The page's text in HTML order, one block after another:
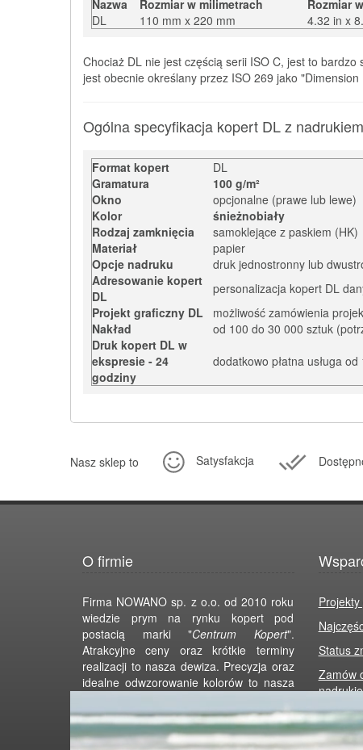
Nazwa Rozmiar w milimetrach Rozmiar
DL
110 mm x 220 mm 4.32 in x
Chociaż DL nie jest częścią serii ISO C, jest to
jest obecnie określany przez ISO 269 jako
Ogólna specyfikacja kopert DL z nadrukiem
Format kopert
DL
Gramatura
100 g/m²
Okno
opcjonalne (prawe lub lewe)
Kolor
śnieżnobiały
Rodzaj zamknięcia
samoklejące z paskiem (HK)
Materiał
papier
Opcje nadruku
druk jednostronny lub
Adresowanie kopert
DL
personalizacja kopert DL
Projekt graficzny DL
możliwość zamówienia
Nakład
od 100 do 30 000 sztuk
Druk kopert DL w
ekspresie - 24
godziny
dodatkowo płatna usługa
Nasz sklep to Satysfakcja
O firmie
Firma NOWANO sp. z o.o. od 2010 roku
wiedzie prym na rynku kopert pod
postacią marki "Centrum Kopert".
Atrakcyjne ceny oraz krótkie terminy
realizacji to nasza dewiza. Precyzja oraz
idealne odwzorowanie kolorów to nasza
projekt koperty dla Twojej firmy! Dostawa
nawet w ciągu 24 godzin. Zapraszamy
do skorzystania z naszej oferty.
Status
Zamów